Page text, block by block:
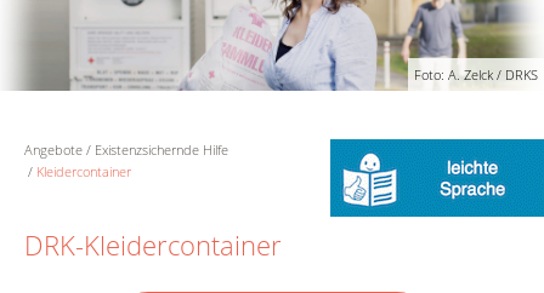
Foto: A. Zelck / DRKS
Angebote
Existenzsichernde Hilfe
Kleidercontainer
DRK-Kleidercontainer